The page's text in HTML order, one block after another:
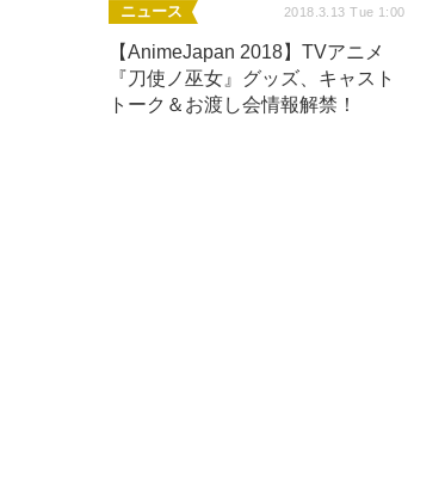
ニュース 2018.3.13 Tue 1:00
【AnimeJapan 2018】TVアニメ
『刀使ノ巫女』グッズ、キャスト
トーク＆お渡し会情報解禁！